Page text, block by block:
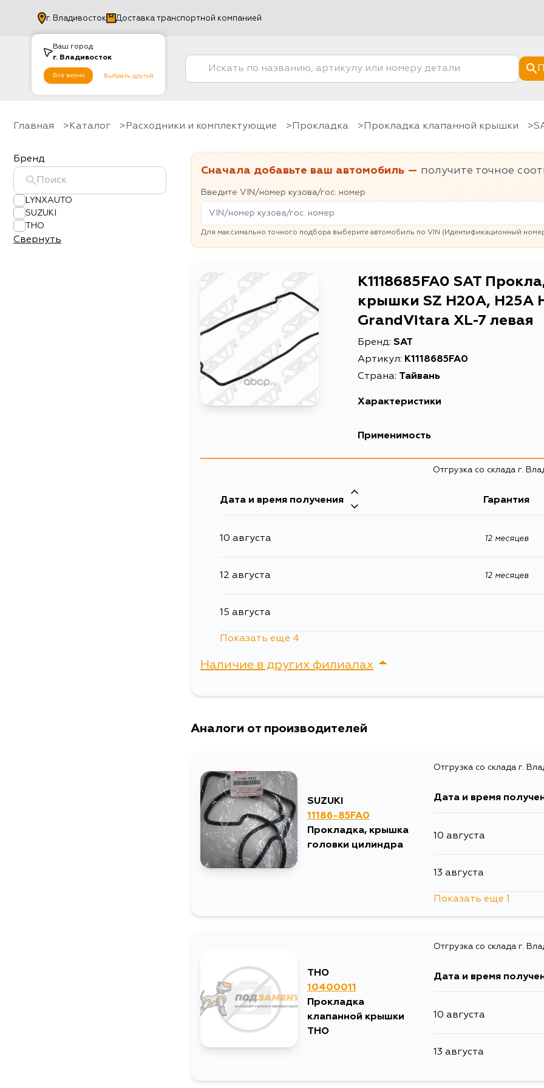
Ваш город
г. Владивосток
Все верно Выбрать другой
г. Владивосток Доставка транспортной компанией
Главная Каталог Расходники и комплектующие Прокладка Прокладка клапанной крышки
Бренд
LYNXAUTO
SUZUKI
THO
Свернуть
Сначала добавьте ваш автомобиль — получите точное
Введите VIN/номер кузова/гос. номер
Для максимально точного подбора выберите автомобиль по VIN (Идентификационный
K1118685FA0 SAT
крышки SZ H20A, H25A
GrandVitara XL-7 левая
Бренд: SAT
Артикул: K1118685FA0
Страна: Тайвань
Характеристики
Описание
Расширенное описание
Прокладка
прокладки ДВС
Применимость
SQ625W, JA627W, SV620, TX92V, TY92V,
Отгрузка со склада г.
Дата и время получения Гарантия
10 августа 12 месяцев
12 августа 12 месяцев
15 августа
Показать еще 4
Наличие в других филиалах
Аналоги от производителей
SUZUKI
11186-85FA0
Прокладка, крышка
головки цилиндра
Отгрузка со склада г.
Дата и время
10 августа
13 августа
Показать еще 1
THO
10400011
Прокладка
клапанной крышки
THO
Отгрузка со склада г.
Дата и время
10 августа
13 августа